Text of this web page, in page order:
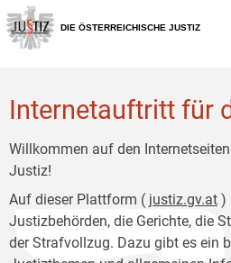
Zur
Hauptnavigation
[1]
Zum
Inhalt
[2]
DIE ÖSTERREICHISCHE JUSTIZ
Internetauftritt für
Willkommen auf den
Justiz!
Auf dieser Plattform ( justiz.gv.at )
Justizbehörden, die Gerichte, die
der Strafvollzug. Dazu gibt es ein